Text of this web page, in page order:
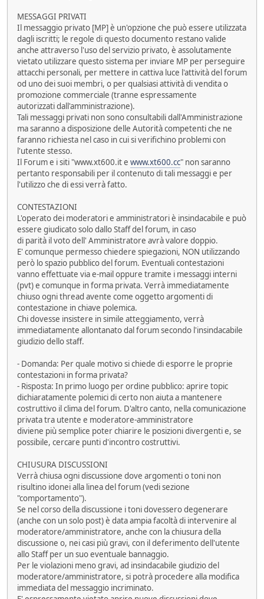
MESSAGGI PRIVATI
Il messaggio privato [MP] è un'opzione che può essere utilizzata
dagli iscritti; le regole di questo documento restano valide
anche attraverso l'uso del servizio privato, è assolutamente
vietato utilizzare questo sistema per inviare MP per perseguire
attacchi personali, per mettere in cattiva luce l'attività del forum
od uno dei suoi membri, o per qualsiasi attività di vendita o
promozione commerciale (tranne espressamente
autorizzati dall'amministrazione).
Tali messaggi privati non sono consultabili dall'Amministrazione
ma saranno a disposizione delle Autorità competenti che ne
faranno richiesta nel caso in cui si verifichino problemi con
l'utente stesso.
Il Forum e i siti "www.xt600.it e www.xt600.cc" non saranno
pertanto responsabili per il contenuto di tali messaggi e per
l'utilizzo che di essi verrà fatto.
CONTESTAZIONI
L'operato dei moderatori e amministratori è insindacabile e può
essere giudicato solo dallo Staff del forum, in caso
di parità il voto dell' Amministratore avrà valore doppio.
E' comunque permesso chiedere spiegazioni, NON utilizzando
però lo spazio pubblico del forum. Eventuali contestazioni
vanno effettuate via e-mail oppure tramite i messaggi interni
(pvt) e comunque in forma privata. Verrà immediatamente
chiuso ogni thread avente come oggetto argomenti di
contestazione in chiave polemica.
Chi dovesse insistere in simile atteggiamento, verrà
immediatamente allontanato dal forum secondo l'insindacabile
giudizio dello staff.
- Domanda: Per quale motivo si chiede di esporre le proprie
contestazioni in forma privata?
- Risposta: In primo luogo per ordine pubblico: aprire topic
dichiaratamente polemici di certo non aiuta a mantenere
costruttivo il clima del forum. D'altro canto, nella comunicazione
privata tra utente e moderatore-amministratore
diviene più semplice poter chiarire le posizioni divergenti e, se
possibile, cercare punti d'incontro costruttivi.
CHIUSURA DISCUSSIONI
Verrà chiusa ogni discussione dove argomenti o toni non
risultino idonei alla linea del forum (vedi sezione
"comportamento").
Se nel corso della discussione i toni dovessero degenerare
(anche con un solo post) è data ampia facoltà di intervenire al
moderatore/amministratore, anche con la chiusura della
discussione o, nei casi più gravi, con il deferimento dell'utente
allo Staff per un suo eventuale bannaggio.
Per le violazioni meno gravi, ad insindacabile giudizio del
moderatore/amministratore, si potrà procedere alla modifica
immediata del messaggio incriminato.